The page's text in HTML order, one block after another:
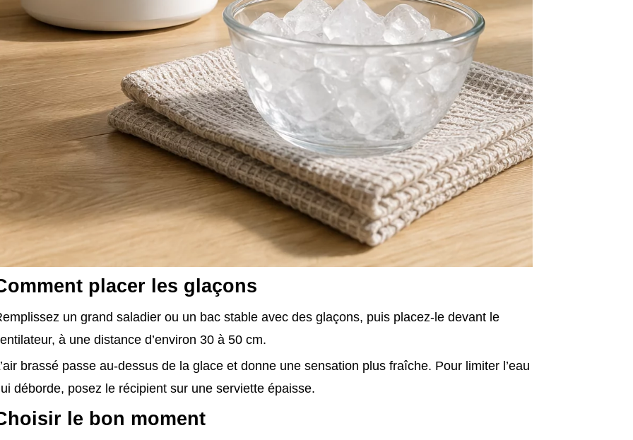
placer les glaçons
un grand saladier ou un bac stable avec des glaçons, puis placez-le devant le
à une distance d’environ 30 à 50 cm.
brassé passe au-dessus de la glace et donne une sensation plus fraîche. Pour limiter l’eau
déborde, posez le récipient sur une serviette épaisse.
le bon moment